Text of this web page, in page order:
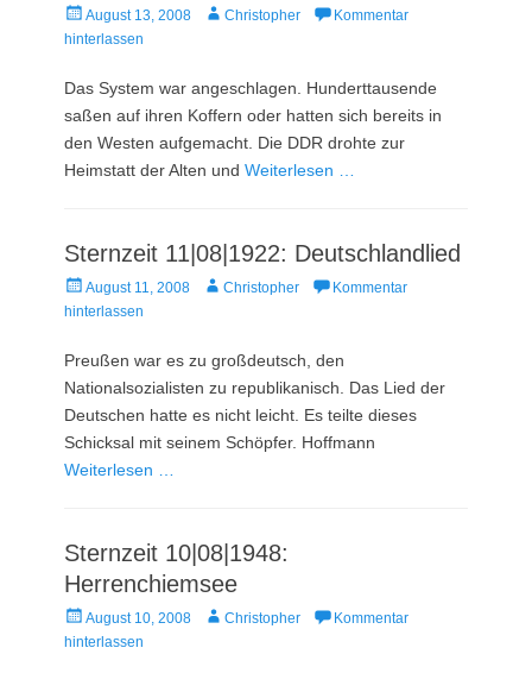
Veröffentlicht
am
August 13, 2008 AutorChristopher
Kommentar
hinterlassen
Das System war angeschlagen. Hunderttausende
saßen auf ihren Koffern oder hatten sich bereits in
den Westen aufgemacht. Die DDR drohte zur
Heimstatt der Alten und Weiterlesen …
Sternzeit 11|08|1922: Deutschlandlied
Veröffentlicht
am
August 11, 2008 AutorChristopher
Kommentar
hinterlassen
Preußen war es zu großdeutsch, den
Nationalsozialisten zu republikanisch. Das Lied der
Deutschen hatte es nicht leicht. Es teilte dieses
Schicksal mit seinem Schöpfer. Hoffmann
Weiterlesen …
Sternzeit 10|08|1948:
Herrenchiemsee
Veröffentlicht
am
August 10, 2008 AutorChristopher
Kommentar
hinterlassen